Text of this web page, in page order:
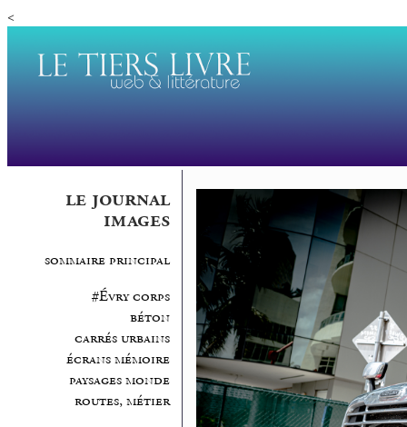
<
le journal
images
sommaire principal
#Évry corps
béton
carrés urbains
écrans mémoire
paysages monde
routes, métier